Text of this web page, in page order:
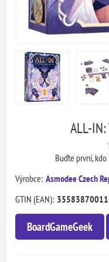
ALL-
Buďte první,
Výrobce: Asmodee Czech
GTIN (EAN):
BoardGameGeek